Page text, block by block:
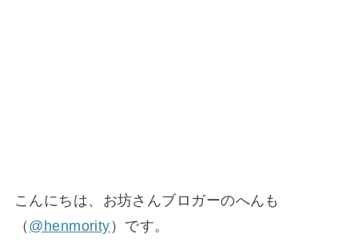
こんにちは、お坊さんブロガーのへんも
（ @henmority ）です。